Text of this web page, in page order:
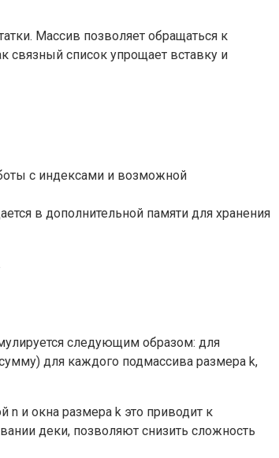
Массив позволяет обращаться к
связный список упрощает вставку и
с индексами и возможной
в дополнительной памяти для хранения
следующим образом: для
для каждого подмассива размера k,
n и окна размера k это приводит к
деки, позволяют снизить сложность